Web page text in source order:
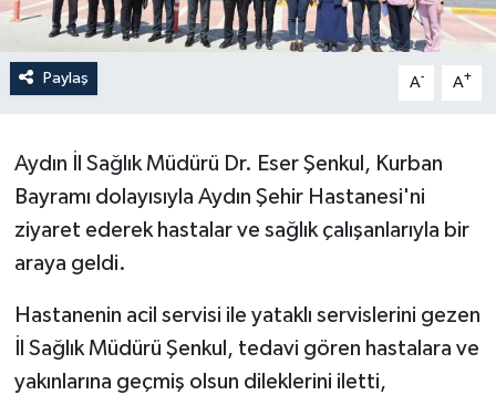
Paylaş A- A+
Aydın İl Sağlık Müdürü Dr. Eser Şenkul, Kurban
Bayramı dolayısıyla Aydın Şehir Hastanesi'ni
ziyaret ederek hastalar ve sağlık çalışanlarıyla bir
araya geldi.
Hastanenin acil servisi ile yataklı servislerini gezen
İl Sağlık Müdürü Şenkul, tedavi gören hastalara ve
yakınlarına geçmiş olsun dileklerini iletti,